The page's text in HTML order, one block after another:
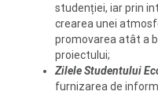
studenției, iar prin
crearea unei
promovarea atât a
proiectului;
Zilele Studentului
furnizarea de